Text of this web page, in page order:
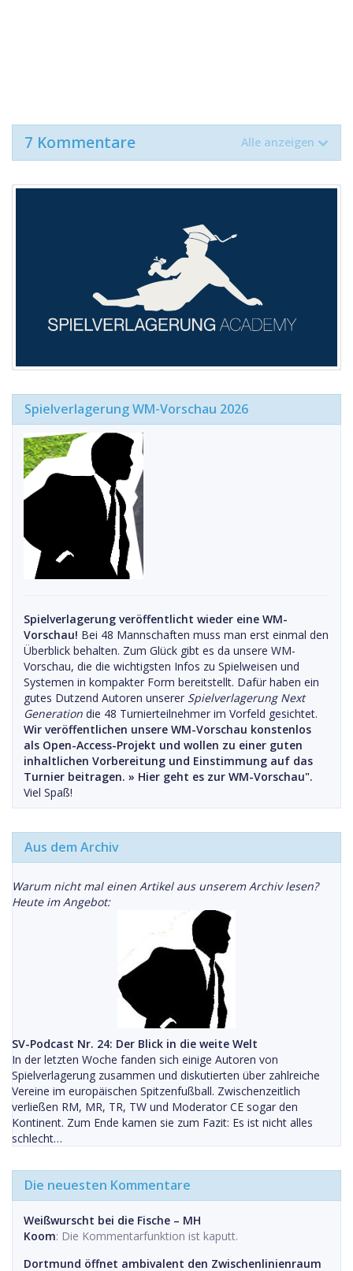
7 Kommentare Alle anzeigen
Spielverlagerung WM-Vorschau 2026
Spielverlagerung veröffentlicht wieder eine WM-
Vorschau! Bei 48 Mannschaften muss man erst einmal den
Überblick behalten. Zum Glück gibt es da unsere WM-
Vorschau, die die wichtigsten Infos zu Spielweisen und
Systemen in kompakter Form bereitstellt. Dafür haben ein
gutes Dutzend Autoren unserer Spielverlagerung Next
Generation die 48 Turnierteilnehmer im Vorfeld gesichtet.
Wir veröffentlichen unsere WM-Vorschau konstenlos
als Open-Access-Projekt und wollen zu einer guten
inhaltlichen Vorbereitung und Einstimmung auf das
Turnier beitragen. » Hier geht es zur WM-Vorschau".
Viel Spaß!
Aus dem Archiv
Warum nicht mal einen Artikel aus unserem Archiv lesen?
Heute im Angebot:
SV-Podcast Nr. 24: Der Blick in die weite Welt
In der letzten Woche fanden sich einige Autoren von
Spielverlagerung zusammen und diskutierten über zahlreiche
Vereine im europäischen Spitzenfußball. Zwischenzeitlich
verließen RM, MR, TR, TW und Moderator CE sogar den
Kontinent. Zum Ende kamen sie zum Fazit: Es ist nicht alles
schlecht…
Die neuesten Kommentare
Weißwurscht bei die Fische – MH
Koom: Die Kommentarfunktion ist kaputt.
Dortmund öffnet ambivalent den Zwischenlinienraum